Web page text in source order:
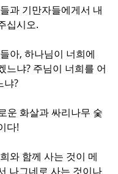
들과 기만자들에게서 내
십시오.
들아, 하나님이 너희에
느냐? 주님이 너희를 어
냐?
운 화살과 싸리나무 숯
다!
와 함께 사는 것이 메
나그네로 사는 것이나